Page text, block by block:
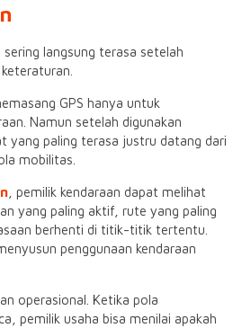
langsung terasa setelah
GPS hanya untuk
Namun setelah digunakan
yang paling terasa justru datang dari
mobilitas.
, pemilik kendaraan dapat melihat
yang paling aktif, rute yang paling
berhenti di titik-titik tertentu.
penggunaan kendaraan
operasional. Ketika pola
pemilik usaha bisa menilai apakah